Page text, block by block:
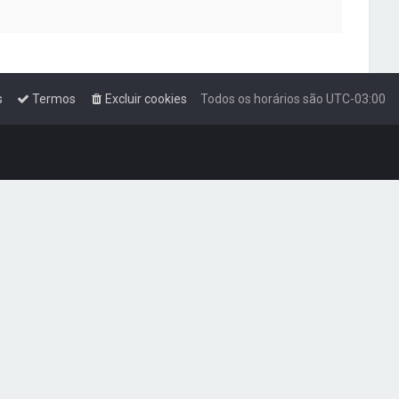
Todos os horários são UTC-03:00
Excluir cookies
Termos